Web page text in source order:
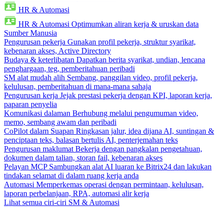
HR & Automasi
HR & Automasi Optimumkan aliran kerja & uruskan data
Sumber Manusia
Pengurusan pekerja Gunakan profil pekerja, struktur syarikat,
kebenaran akses, Active Directory
Budaya & keterlibatan Dapatkan berita syarikat, undian, lencana
penghargaan, teg, pemberitahuan peribadi
SM alat mudah alih Sembang, panggilan video, profil pekerja,
kelulusan, pemberitahuan di mana-mana sahaja
Pengurusan kerja Jejak prestasi pekerja dengan KPI, laporan kerja,
paparan penyelia
Komunikasi dalaman Berhubung melalui pengumuman video,
memo, sembang awam dan peribadi
CoPilot dalam Suapan Ringkasan jalur, idea dijana AI, suntingan &
penciptaan teks, balasan bertulis AI, penterjemahan teks
Pengurusan maklumat Bekerja dengan pangkalan pengetahuan,
dokumen dalam talian, storan fail, kebenaran akses
Pelayan MCP Sambungkan alat AI luaran ke Bitrix24 dan lakukan
tindakan selamat di dalam ruang kerja anda
Automasi Memperkemas operasi dengan permintaan, kelulusan,
laporan perbelanjaan, RPA, automasi alir kerja
Lihat semua ciri-ciri SM & Automasi